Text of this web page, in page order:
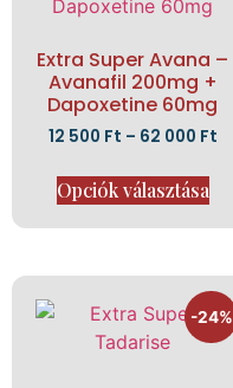
Extra Super Avana –
Avanafil 200mg +
Dapoxetine 60mg
12 500 Ft – 62 000 Ft
Opciók választása
-24%